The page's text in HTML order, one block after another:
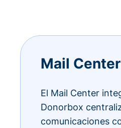
Mail Center
El Mail Center
Donorbox
comunicaciones